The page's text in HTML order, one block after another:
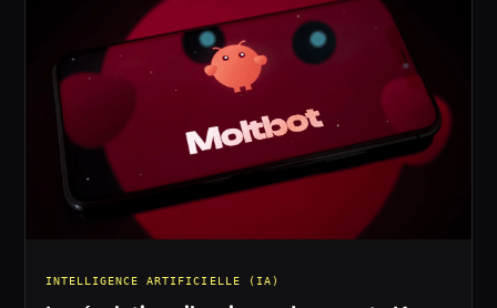
INTELLIGENCE ARTIFICIELLE (IA)